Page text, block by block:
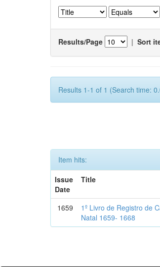
Results/Page | Sort
Results 1-1 of 1 (Search time:
Item hits:
Issue
Date
Title
1659
1º Livro de Registro de
Natal 1659- 1668